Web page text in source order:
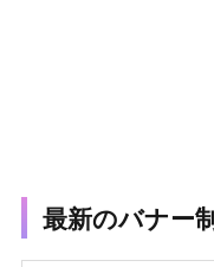
最新のバナー